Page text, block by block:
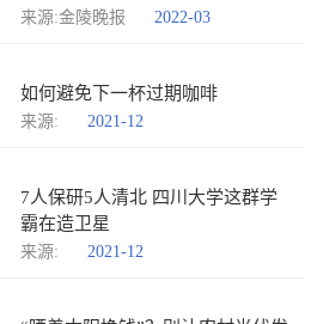
来源:金陵晚报 2022-03
如何避免下一杯过期咖啡
来源: 2021-12
7人保研5人清北 四川大学这群学
霸在造卫星
来源: 2021-12